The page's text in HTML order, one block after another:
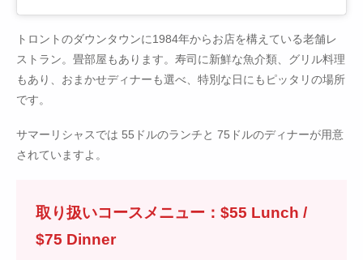
トロントのダウンタウンに1984年からお店を構えている老舗レ
ストラン。畳部屋もあります。寿司に新鮮な魚介類、グリル料理
もあり、おまかせディナーも選べ、特別な日にもピッタリの場所
です。
サマーリシャスでは 55ドルのランチと 75ドルのディナーが用意
されていますよ。
取り扱いコースメニュー：$55 Lunch /
$75 Dinner